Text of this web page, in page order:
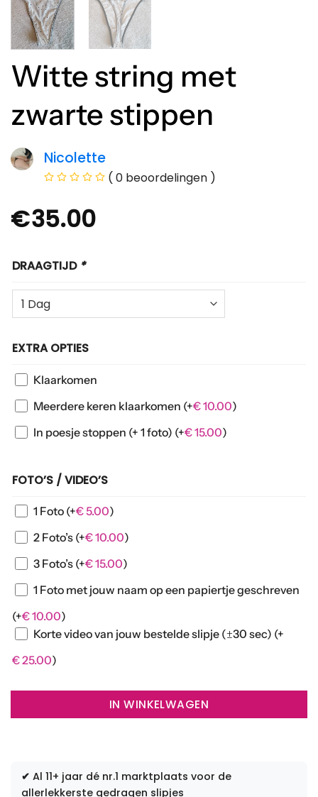
Witte string met
zwarte stippen
Nicolette
( 0 beoordelingen )
€35.00
DRAAGTIJD *
EXTRA OPTIES
Klaarkomen
Meerdere keren klaarkomen (+€10.00)
In poesje stoppen (+ 1 foto) (+€15.00)
FOTO’S / VIDEO’S
1 Foto (+€5.00)
2 Foto’s (+€10.00)
3 Foto’s (+€15.00)
1 Foto met jouw naam op een papiertje geschreven
(+€10.00)
Korte video van jouw bestelde slipje (±30 sec) (+
€25.00)
IN WINKELWAGEN
✔ Al 11+ jaar dé nr.1 marktplaats voor de
allerlekkerste gedragen slipjes